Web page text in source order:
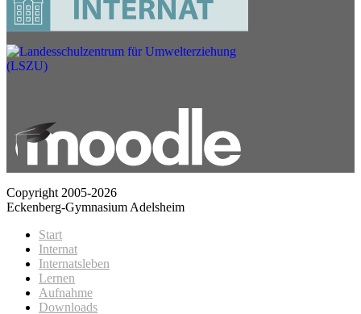
Copyright 2005-2026
Eckenberg-Gymnasium Adelsheim
Start
Internat
Internatsleben
Lernen
Aufnahme
Downloads